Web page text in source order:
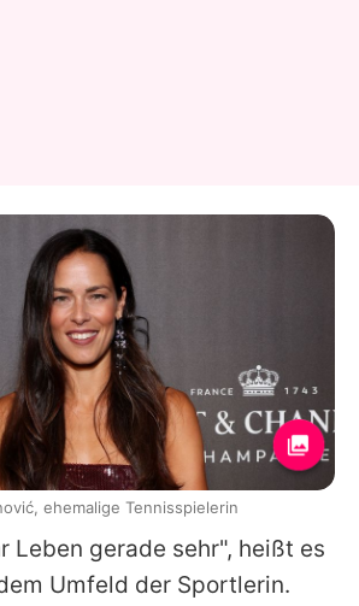
Leben gerade sehr", heißt es
Umfeld der Sportlerin.
ehemalige Tennisspielerin